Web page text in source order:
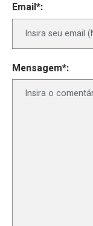
Email*:
Mensagem*: